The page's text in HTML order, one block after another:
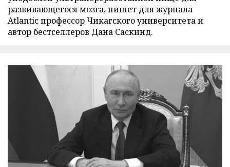
развивающегося мозга, пишет для журнала
Atlantic профессор Чикагского университета и
автор бестселлеров Дана Саскинд.